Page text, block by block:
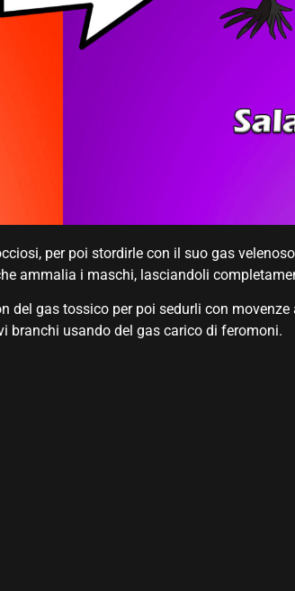
per poi stordirle con il suo gas
ammalia i maschi, lasciandoli
del gas tossico per poi sedurli con
branchi usando del gas carico di feromoni.